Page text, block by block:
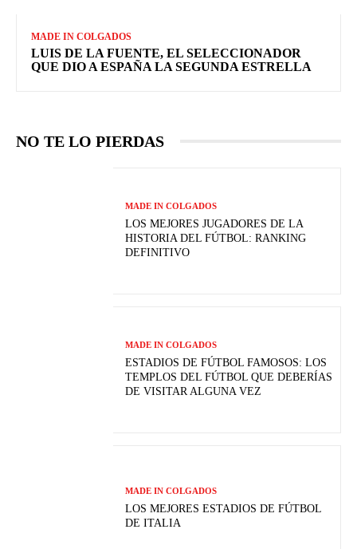
MADE IN COLGADOS
LUIS DE LA FUENTE, EL SELECCIONADOR
QUE DIO A ESPAÑA LA SEGUNDA ESTRELLA
NO TE LO PIERDAS
MADE IN COLGADOS
LOS MEJORES JUGADORES DE LA
HISTORIA DEL FÚTBOL: RANKING
DEFINITIVO
MADE IN COLGADOS
ESTADIOS DE FÚTBOL FAMOSOS: LOS
TEMPLOS DEL FÚTBOL QUE DEBERÍAS
DE VISITAR ALGUNA VEZ
MADE IN COLGADOS
LOS MEJORES ESTADIOS DE FÚTBOL
DE ITALIA